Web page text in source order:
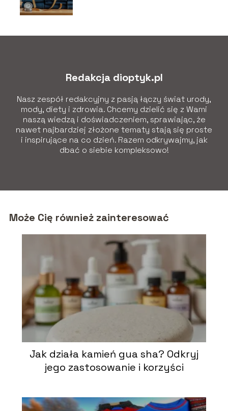
Redakcja dioptyk.pl
Nasz zespół redakcyjny z pasją łączy świat urody,
mody, diety i zdrowia. Chcemy dzielić się z Wami
naszą wiedzą i doświadczeniem, sprawiając, że
nawet najbardziej złożone tematy stają się proste
i inspirujące na co dzień. Razem odkrywajmy, jak
dbać o siebie kompleksowo!
Może Cię również zainteresować
Jak działa kamień gua sha? Odkryj
jego zastosowanie i korzyści